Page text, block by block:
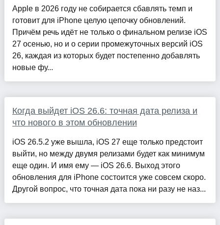
Apple в 2026 году не собирается сбавлять темп и
готовит для iPhone целую цепочку обновлений.
Причём речь идёт не только о финальном релизе iOS
27 осенью, но и о серии промежуточных версий iOS
26, каждая из которых будет постепенно добавлять
новые фу...
Когда выйдет iOS 26.6: точная дата релиза и
что нового в этом обновлении
iOS 26.5.2 уже вышла, iOS 27 еще только предстоит
выйти, но между двумя релизами будет как минимум
еще один. И имя ему — iOS 26.6. Выход этого
обновления для iPhone состоится уже совсем скоро.
Другой вопрос, что точная дата пока ни разу не наз...